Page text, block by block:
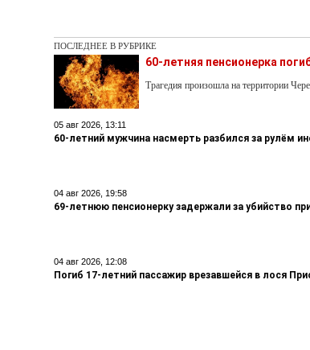
ПОСЛЕДНЕЕ В РУБРИКЕ
60-летняя пенсионерка
Трагедия произошла на территории
05 авг 2026, 13:11
60-летний мужчина насмерть разбился за рулём
04 авг 2026, 19:58
69-летнюю пенсионерку задержали за убийство
04 авг 2026, 12:08
Погиб 17-летний пассажир врезавшейся в лося